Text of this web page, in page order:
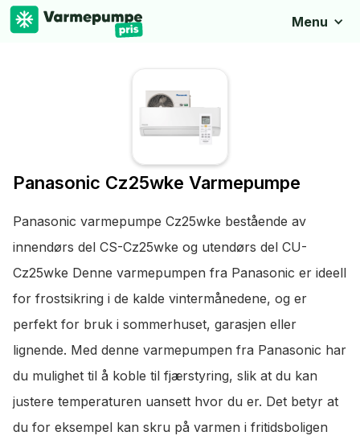
Menu
Panasonic Cz25wke Varmepumpe
Panasonic varmepumpe Cz25wke bestående av
innendørs del CS-Cz25wke og utendørs del CU-
Cz25wke Denne varmepumpen fra Panasonic er ideell
for frostsikring i de kalde vintermånedene, og er
perfekt for bruk i sommerhuset, garasjen eller
lignende. Med denne varmepumpen fra Panasonic har
du mulighet til å koble til fjærstyring, slik at du kan
justere temperaturen uansett hvor du er. Det betyr at
du for eksempel kan skru på varmen i fritidsboligen